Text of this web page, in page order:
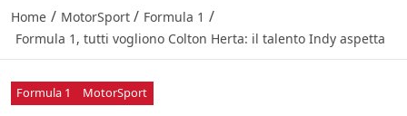
Home / MotorSport / Formula 1 /
Formula 1, tutti vogliono Colton Herta: il talento Indy aspetta
Formula 1 MotorSport